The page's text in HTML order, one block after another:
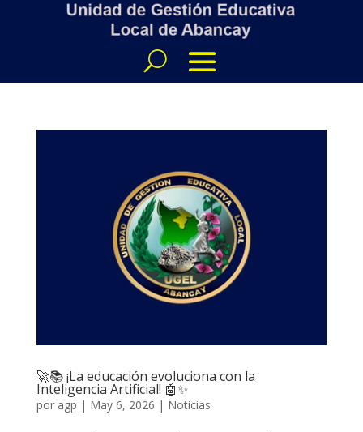
🚀📚 ¡La educación evoluciona con la
Inteligencia Artificial! 🤖✨
por agp | May 6, 2026 | Noticias